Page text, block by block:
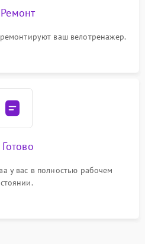
ваш велотренажер.
у вас в полностью рабочем